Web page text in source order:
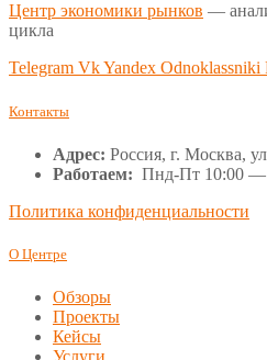
Центр экономики рынков —
цикла
Telegram VkYandex Odnoklassniki
Контакты
Адрес: Россия, г. Москва,
Работаем: Пнд-Пт 10:00 —
Политика конфиденциальности
О Центре
Обзоры
Проекты
Кейсы
Услуги